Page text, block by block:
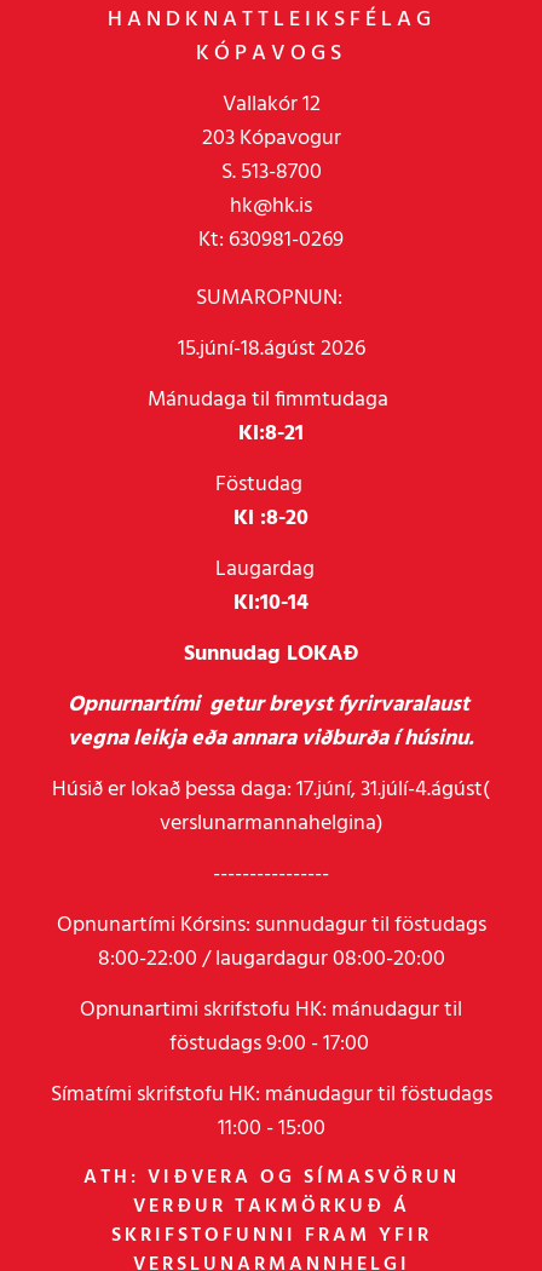
HANDKNATTLEIKSFÉLAG
KÓPAVOGS
Vallakór 12
203 Kópavogur
S. 513-8700
hk@hk.is
Kt: 630981-0269
SUMAROPNUN:
15.júní-18.ágúst 2026
Mánudaga til fimmtudaga
Kl:8-21
Föstudag
Kl :8-20
Laugardag
Kl:10-14
Sunnudag LOKAÐ
Opnurnartími getur breyst fyrirvaralaust
vegna leikja eða annara viðburða í húsinu.
Húsið er lokað þessa daga: 17.júní, 31.júlí-4.ágúst(
verslunarmannahelgina)
----------------
Opnunartími Kórsins: sunnudagur til föstudags
8:00-22:00 / laugardagur 08:00-20:00
Opnunartimi skrifstofu HK: mánudagur til
föstudags 9:00 - 17:00
Símatími skrifstofu HK: mánudagur til föstudags
11:00 - 15:00
ATH: VIÐVERA OG SÍMASVÖRUN
VERÐUR TAKMÖRKUÐ Á
SKRIFSTOFUNNI FRAM YFIR